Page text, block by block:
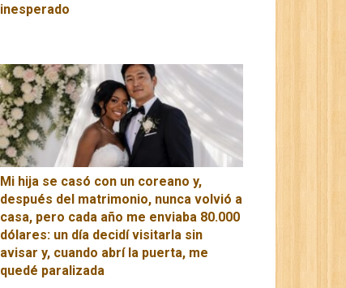
inesperado
Mi hija se casó con un coreano y,
después del matrimonio, nunca volvió a
casa, pero cada año me enviaba 80.000
dólares: un día decidí visitarla sin
avisar y, cuando abrí la puerta, me
quedé paralizada